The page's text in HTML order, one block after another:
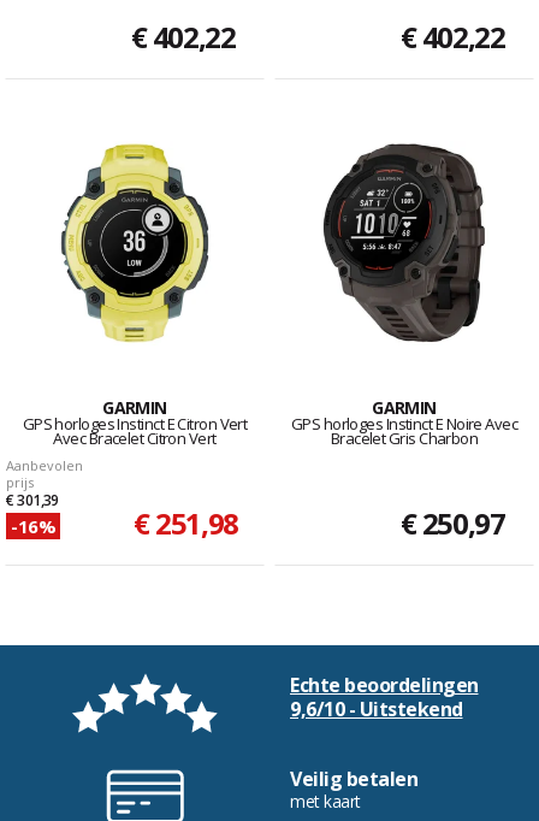
€ 402,22 € 402,22
GARMIN
GPS horloges Instinct E Citron Vert
Avec Bracelet Citron Vert
Aanbevolen
prijs
€ 301,39
-16% € 251,98
GARMIN
GPS horloges Instinct E Noire Avec
Bracelet Gris Charbon
€ 250,97
Echte beoordelingen
9,6/10 - Uitstekend
Veilig betalen
met kaart